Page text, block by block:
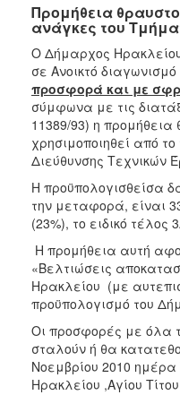
2022
2021
2020
2019
2018
2017
2016
2015
2013
ΔΗΜΟΤΗΣ
ΕΠΙΣΚΕΠΤΗΣ
Προμήθεια
ανάγκες του
Ο Δήμαρχος Ηρακλείου
σε Ανοικτό διαγωνισμό
προσφορά και με
σύμφωνα με τις
11389/93) η προμήθεια
χρησιμοποιηθεί από
Διεύθυνσης Τεχνικών
Η προϋπολογισθείσα
την μεταφορά, είναι
(23%), το ειδικό τέλος
Η προμήθεια αυτή
«Βελτιώσεις
Ηρακλείου (με
προϋπολογισμό του
Οι προσφορές με όλα
σταλούν ή θα
Νοεμβρίου 2010 ημέρα
Ηρακλείου ,Αγίου